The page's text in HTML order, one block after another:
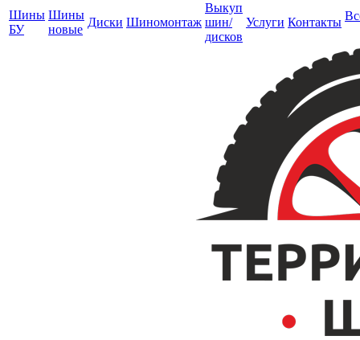
Шины
БУ
Шины
новые
Диски Шиномонтаж
Выкуп
шин/
дисков
Услуги Контакты